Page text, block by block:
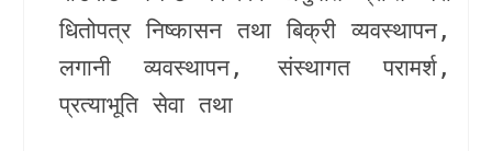
धितोपत्र निष्कासन तथा बिक्री व्यवस्थापन,
लगानी व्यवस्थापन, संस्थागत परामर्श,
प्रत्याभूति सेवा तथा